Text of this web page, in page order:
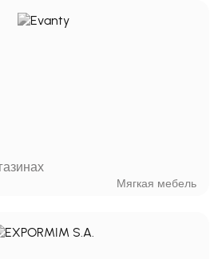
Мягкая мебель